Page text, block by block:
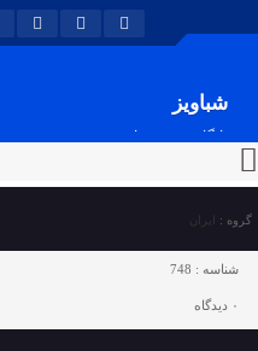
شباویز
پایگاه خبری شباویز
گروه :
شناسه : 748
۰ دیدگاه